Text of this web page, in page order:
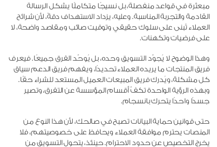
مبعثرة في قواعد منفصلة، بل نسيجًا متكاملًا يشكل الرسالة
القادمة والتجربة المناسبة. وعليه، يزداد الاستهداف دقةً، لأن شرائح
العملاء تُبنى على سلوك حقيقي وتوقيت صائب ومقاصد واضحة، لا
على فرضيات وتكهنات.
وهذا الوضوح لا يُجوّد التسويق وحده، بل يُوحّد الفرق جميعًا. فيعرف
فريق المنتجات ما يريده العملاء تحديدًا، ويفهم فريق الدعم سياق
كل مشكلة، ويُدرك فريق المبيعات العميل المستعد للشراء حقًا.
وبهذه الرؤية الواحدة تكفّ أقسام المؤسسة عن التفرق، وتصير
جسدًا واحدًا يتحرك بانسجام.
حتى قوانين حماية البيانات تصبح في صالحك، لأن هذا النوع من
المنصات يحترم موافقة العملاء ويحافظ على خصوصيتهم، فلا
يخرج التخصيص عن حدود الاحترام. حينئذ، يتحول التسويق من